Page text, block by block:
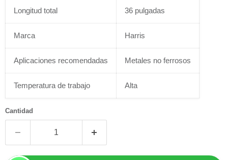
Longitud total 36 pulgadas
Marca Harris
Aplicaciones recomendadas Metales no ferrosos
Temperatura de trabajo Alta
Cantidad